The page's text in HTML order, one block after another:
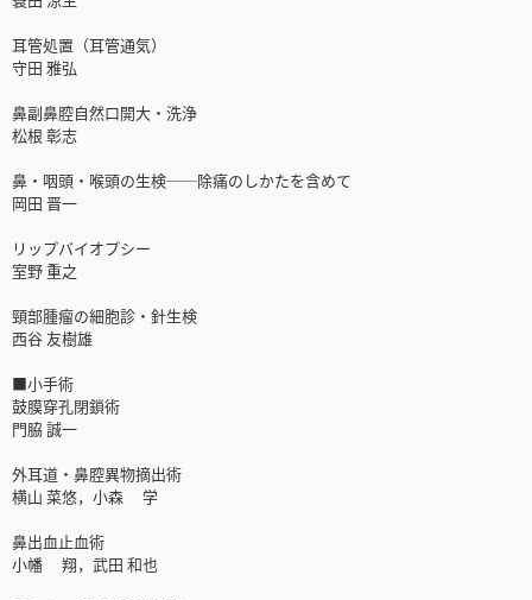
耳管処置（耳管通気）
守田 雅弘
鼻副鼻腔自然口開大・洗浄
松根 彰志
鼻・咽頭・喉頭の生検──除痛のしかたを含めて
岡田 晋一
リップバイオプシー
室野 重之
頸部腫瘤の細胞診・針生検
西谷 友樹雄
■小手術
鼓膜穿孔閉鎖術
門脇 誠一
外耳道・鼻腔異物摘出術
横山 菜悠，小森 学
鼻出血止血術
小幡 翔，武田 和也